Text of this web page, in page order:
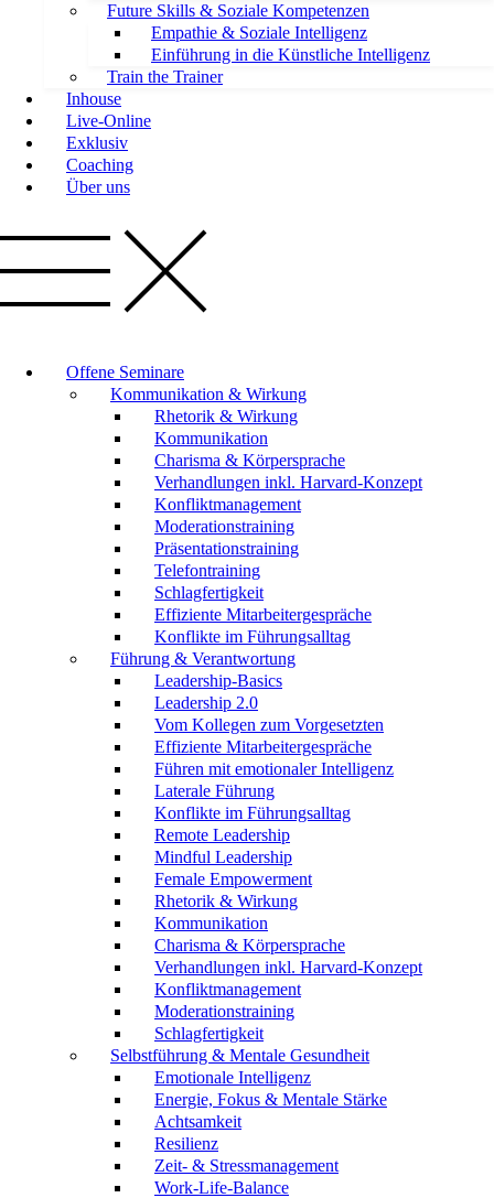
Future Skills & Soziale Kompetenzen
Empathie & Soziale Intelligenz
Einführung in die Künstliche Intelligenz
Train the Trainer
Inhouse
Live-Online
Exklusiv
Coaching
Über uns
Offene Seminare
Kommunikation & Wirkung
Rhetorik & Wirkung
Kommunikation
Charisma & Körpersprache
Verhandlungen inkl. Harvard-Konzept
Konfliktmanagement
Moderationstraining
Präsentationstraining
Telefontraining
Schlagfertigkeit
Effiziente Mitarbeitergespräche
Konflikte im Führungsalltag
Führung & Verantwortung
Leadership-Basics
Leadership 2.0
Vom Kollegen zum Vorgesetzten
Effiziente Mitarbeitergespräche
Führen mit emotionaler Intelligenz
Laterale Führung
Konflikte im Führungsalltag
Remote Leadership
Mindful Leadership
Female Empowerment
Rhetorik & Wirkung
Kommunikation
Charisma & Körpersprache
Verhandlungen inkl. Harvard-Konzept
Konfliktmanagement
Moderationstraining
Schlagfertigkeit
Selbstführung & Mentale Gesundheit
Emotionale Intelligenz
Energie, Fokus & Mentale Stärke
Achtsamkeit
Resilienz
Zeit- & Stressmanagement
Work-Life-Balance